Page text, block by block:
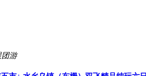
团游